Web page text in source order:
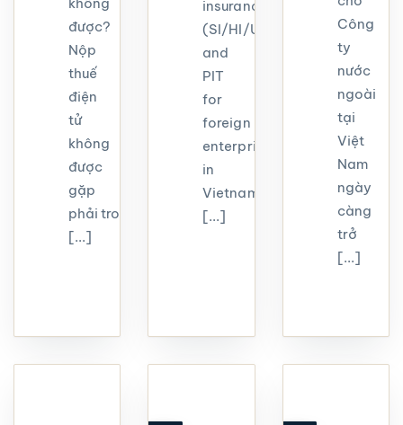
không
được?
Nộp
thuế
điện
tử
không
được
gặp
phải trong
[...]
insurance
(SI/HI/UI),
and
PIT
for
foreign
enterprises
in
Vietnam.
[...]
Công
ty
nước
ngoài
tại
Việt
Nam
ngày
càng
trở
[...]